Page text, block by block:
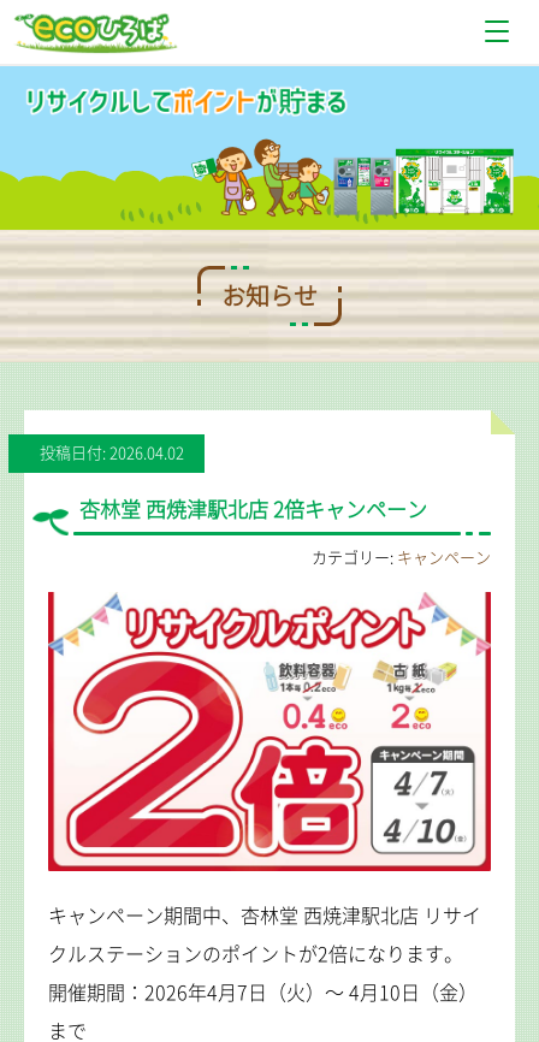
使い方
お問い合わせ
お知らせ
投稿日付: 2026.04.02
杏林堂 西焼津駅北店 2倍キャンペーン
カテゴリー: キャンペーン
キャンペーン期間中、杏林堂 西焼津駅北店 リサイ
クルステーションのポイントが2倍になります。
開催期間：2026年4月7日（火）～ 4月10日（金）
まで